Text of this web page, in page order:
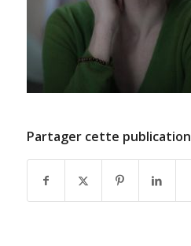
Partager cette publication